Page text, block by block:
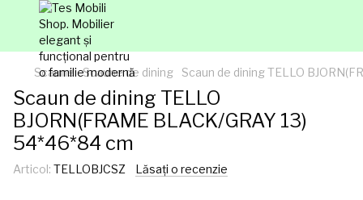
Scaune Scaune de dining Scaun de dining TELLO
Scaun de dining TELLO
BJORN(FRAME BLACK/GRAY 13)
54*46*84 cm
Articol: TELLOBJCSZ Lăsați o recenzie